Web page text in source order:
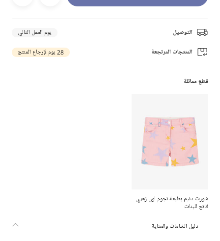
التوصيل يوم العمل التالي
المنتجات المرتجعة 28 يوم لإرجاع المنتج
قطع مماثلة
شورت دنيم بطبعة نجوم لون زهري
فاتح للبنات
دليل الخامات والعناية